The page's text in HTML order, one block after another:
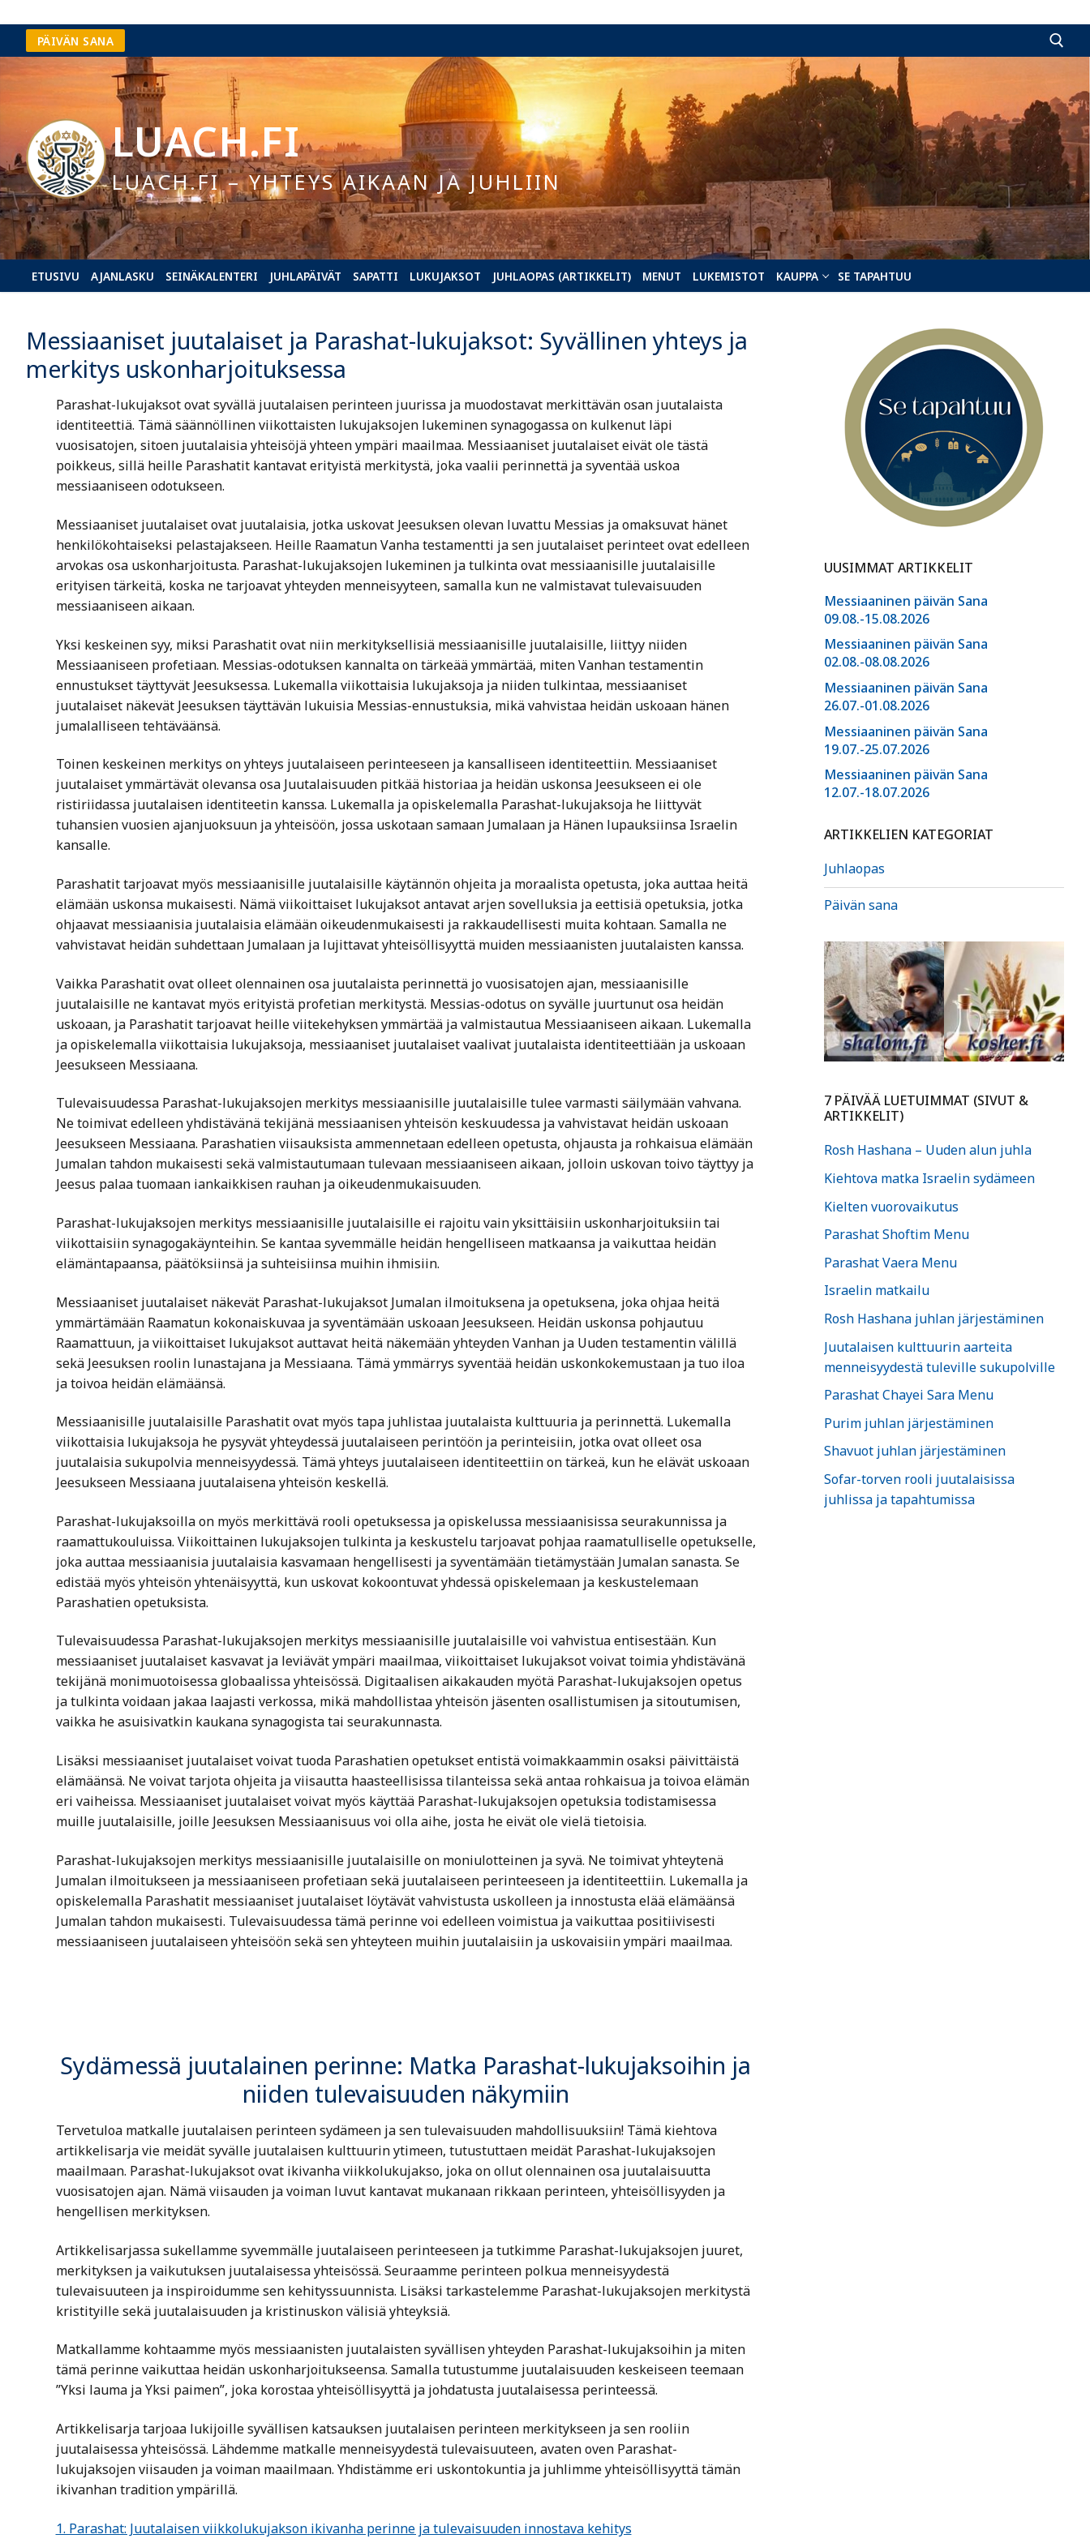
Hyppää
sisältöön
PÄIVÄN SANA
Hae:
LUACH.FI
LUACH.FI – YHTEYS AIKAAN JA JUHLIIN
ETUSIVU AJANLASKU SEINÄKALENTERI JUHLAPÄIVÄT SAPATTI LUKUJAKSOT JUHLAOPAS (ARTIKKELIT) MENUT LUKEMISTOT KAUPPA SE TAPAHTUU
Messiaaniset juutalaiset ja Parashat-lukujaksot: Syvällinen yhteys ja
merkitys uskonharjoituksessa
Parashat-lukujaksot ovat syvällä juutalaisen perinteen juurissa ja muodostavat merkittävän osan juutalaista
identiteettiä. Tämä säännöllinen viikottaisten lukujaksojen lukeminen synagogassa on kulkenut läpi
vuosisatojen, sitoen juutalaisia yhteisöjä yhteen ympäri maailmaa. Messiaaniset juutalaiset eivät ole tästä
poikkeus, sillä heille Parashatit kantavat erityistä merkitystä, joka vaalii perinnettä ja syventää uskoa
messiaaniseen odotukseen.
Messiaaniset juutalaiset ovat juutalaisia, jotka uskovat Jeesuksen olevan luvattu Messias ja omaksuvat hänet
henkilökohtaiseksi pelastajakseen. Heille Raamatun Vanha testamentti ja sen juutalaiset perinteet ovat edelleen
arvokas osa uskonharjoitusta. Parashat-lukujaksojen lukeminen ja tulkinta ovat messiaanisille juutalaisille
erityisen tärkeitä, koska ne tarjoavat yhteyden menneisyyteen, samalla kun ne valmistavat tulevaisuuden
messiaaniseen aikaan.
Yksi keskeinen syy, miksi Parashatit ovat niin merkityksellisiä messiaanisille juutalaisille, liittyy niiden
Messiaaniseen profetiaan. Messias-odotuksen kannalta on tärkeää ymmärtää, miten Vanhan testamentin
ennustukset täyttyvät Jeesuksessa. Lukemalla viikottaisia lukujaksoja ja niiden tulkintaa, messiaaniset
juutalaiset näkevät Jeesuksen täyttävän lukuisia Messias-ennustuksia, mikä vahvistaa heidän uskoaan hänen
jumalalliseen tehtäväänsä.
Toinen keskeinen merkitys on yhteys juutalaiseen perinteeseen ja kansalliseen identiteettiin. Messiaaniset
juutalaiset ymmärtävät olevansa osa Juutalaisuuden pitkää historiaa ja heidän uskonsa Jeesukseen ei ole
ristiriidassa juutalaisen identiteetin kanssa. Lukemalla ja opiskelemalla Parashat-lukujaksoja he liittyvät
tuhansien vuosien ajanjuoksuun ja yhteisöön, jossa uskotaan samaan Jumalaan ja Hänen lupauksiinsa Israelin
kansalle.
Parashatit tarjoavat myös messiaanisille juutalaisille käytännön ohjeita ja moraalista opetusta, joka auttaa heitä
elämään uskonsa mukaisesti. Nämä viikoittaiset lukujaksot antavat arjen sovelluksia ja eettisiä opetuksia, jotka
ohjaavat messiaanisia juutalaisia ​​elämään oikeudenmukaisesti ja rakkaudellisesti muita kohtaan. Samalla ne
vahvistavat heidän suhdettaan Jumalaan ja lujittavat yhteisöllisyyttä muiden messiaanisten juutalaisten kanssa.
Vaikka Parashatit ovat olleet olennainen osa juutalaista perinnettä jo vuosisatojen ajan, messiaanisille
juutalaisille ne kantavat myös erityistä profetian merkitystä. Messias-odotus on syvälle juurtunut osa heidän
uskoaan, ja Parashatit tarjoavat heille viitekehyksen ymmärtää ja valmistautua Messiaaniseen aikaan. Lukemalla
ja opiskelemalla viikottaisia lukujaksoja, messiaaniset juutalaiset vaalivat juutalaista identiteettiään ja uskoaan
Jeesukseen Messiaana.
Tulevaisuudessa Parashat-lukujaksojen merkitys messiaanisille juutalaisille tulee varmasti säilymään vahvana.
Ne toimivat edelleen yhdistävänä tekijänä messiaanisen yhteisön keskuudessa ja vahvistavat heidän uskoaan
Jeesukseen Messiaana. Parashatien viisauksista ammennetaan edelleen opetusta, ohjausta ja rohkaisua elämään
Jumalan tahdon mukaisesti sekä valmistautumaan tulevaan messiaaniseen aikaan, jolloin uskovan toivo täyttyy ja
Jeesus palaa tuomaan iankaikkisen rauhan ja oikeudenmukaisuuden.
Parashat-lukujaksojen merkitys messiaanisille juutalaisille ei rajoitu vain yksittäisiin uskonharjoituksiin tai
viikottaisiin synagogakäynteihin. Se kantaa syvemmälle heidän hengelliseen matkaansa ja vaikuttaa heidän
elämäntapaansa, päätöksiinsä ja suhteisiinsa muihin ihmisiin.
Messiaaniset juutalaiset näkevät Parashat-lukujaksot Jumalan ilmoituksena ja opetuksena, joka ohjaa heitä
ymmärtämään Raamatun kokonaiskuvaa ja syventämään uskoaan Jeesukseen. Heidän uskonsa pohjautuu
Raamattuun, ja viikoittaiset lukujaksot auttavat heitä näkemään yhteyden Vanhan ja Uuden testamentin välillä
sekä Jeesuksen roolin lunastajana ja Messiaana. Tämä ymmärrys syventää heidän uskonkokemustaan ja tuo iloa
ja toivoa heidän elämäänsä.
Messiaanisille juutalaisille Parashatit ovat myös tapa juhlistaa juutalaista kulttuuria ja perinnettä. Lukemalla
viikottaisia lukujaksoja he pysyvät yhteydessä juutalaiseen perintöön ja perinteisiin, jotka ovat olleet osa
juutalaisia sukupolvia menneisyydessä. Tämä yhteys juutalaiseen identiteettiin on tärkeä, kun he elävät uskoaan
Jeesukseen Messiaana juutalaisena yhteisön keskellä.
Parashat-lukujaksoilla on myös merkittävä rooli opetuksessa ja opiskelussa messiaanisissa seurakunnissa ja
raamattukouluissa. Viikoittainen lukujaksojen tulkinta ja keskustelu tarjoavat pohjaa raamatulliselle opetukselle,
joka auttaa messiaanisia juutalaisia ​​kasvamaan hengellisesti ja syventämään tietämystään Jumalan sanasta. Se
edistää myös yhteisön yhtenäisyyttä, kun uskovat kokoontuvat yhdessä opiskelemaan ja keskustelemaan
Parashatien opetuksista.
Tulevaisuudessa Parashat-lukujaksojen merkitys messiaanisille juutalaisille voi vahvistua entisestään. Kun
messiaaniset juutalaiset kasvavat ja leviävät ympäri maailmaa, viikoittaiset lukujaksot voivat toimia yhdistävänä
tekijänä monimuotoisessa globaalissa yhteisössä. Digitaalisen aikakauden myötä Parashat-lukujaksojen opetus
ja tulkinta voidaan jakaa laajasti verkossa, mikä mahdollistaa yhteisön jäsenten osallistumisen ja sitoutumisen,
vaikka he asuisivatkin kaukana synagogista tai seurakunnasta.
Lisäksi messiaaniset juutalaiset voivat tuoda Parashatien opetukset entistä voimakkaammin osaksi päivittäistä
elämäänsä. Ne voivat tarjota ohjeita ja viisautta haasteellisissa tilanteissa sekä antaa rohkaisua ja toivoa elämän
eri vaiheissa. Messiaaniset juutalaiset voivat myös käyttää Parashat-lukujaksojen opetuksia todistamisessa
muille juutalaisille, joille Jeesuksen Messiaanisuus voi olla aihe, josta he eivät ole vielä tietoisia.
Parashat-lukujaksojen merkitys messiaanisille juutalaisille on moniulotteinen ja syvä. Ne toimivat yhteytenä
Jumalan ilmoitukseen ja messiaaniseen profetiaan sekä juutalaiseen perinteeseen ja identiteettiin. Lukemalla ja
opiskelemalla Parashatit messiaaniset juutalaiset löytävät vahvistusta uskolleen ja innostusta elää elämäänsä
Jumalan tahdon mukaisesti. Tulevaisuudessa tämä perinne voi edelleen voimistua ja vaikuttaa positiivisesti
messiaaniseen juutalaiseen yhteisöön sekä sen yhteyteen muihin juutalaisiin ja uskovaisiin ympäri maailmaa.
Sydämessä juutalainen perinne: Matka Parashat-lukujaksoihin ja
niiden tulevaisuuden näkymiin
Tervetuloa matkalle juutalaisen perinteen sydämeen ja sen tulevaisuuden mahdollisuuksiin! Tämä kiehtova
artikkelisarja vie meidät syvälle juutalaisen kulttuurin ytimeen, tutustuttaen meidät Parashat-lukujaksojen
maailmaan. Parashat-lukujaksot ovat ikivanha viikkolukujakso, joka on ollut olennainen osa juutalaisuutta
vuosisatojen ajan. Nämä viisauden ja voiman luvut kantavat mukanaan rikkaan perinteen, yhteisöllisyyden ja
hengellisen merkityksen.
Artikkelisarjassa sukellamme syvemmälle juutalaiseen perinteeseen ja tutkimme Parashat-lukujaksojen juuret,
merkityksen ja vaikutuksen juutalaisessa yhteisössä. Seuraamme perinteen polkua menneisyydestä
tulevaisuuteen ja inspiroidumme sen kehityssuunnista. Lisäksi tarkastelemme Parashat-lukujaksojen merkitystä
kristityille sekä juutalaisuuden ja kristinuskon välisiä yhteyksiä.
Matkallamme kohtaamme myös messiaanisten juutalaisten syvällisen yhteyden Parashat-lukujaksoihin ja miten
tämä perinne vaikuttaa heidän uskonharjoitukseensa. Samalla tutustumme juutalaisuuden keskeiseen teemaan
”Yksi lauma ja Yksi paimen”, joka korostaa yhteisöllisyyttä ja johdatusta juutalaisessa perinteessä.
Artikkelisarja tarjoaa lukijoille syvällisen katsauksen juutalaisen perinteen merkitykseen ja sen rooliin
juutalaisessa yhteisössä. Lähdemme matkalle menneisyydestä tulevaisuuteen, avaten oven Parashat-
lukujaksojen viisauden ja voiman maailmaan. Yhdistämme eri uskontokuntia ja juhlimme yhteisöllisyyttä tämän
ikivanhan tradition ympärillä.
1. Parashat: Juutalaisen viikkolukujakson ikivanha perinne ja tulevaisuuden innostava kehitys
UUSIMMAT ARTIKKELIT
Messiaaninen päivän Sana
09.08.-15.08.2026
Messiaaninen päivän Sana
02.08.-08.08.2026
Messiaaninen päivän Sana
26.07.-01.08.2026
Messiaaninen päivän Sana
19.07.-25.07.2026
Messiaaninen päivän Sana
12.07.-18.07.2026
ARTIKKELIEN KATEGORIAT
Juhlaopas
Päivän sana
7 PÄIVÄÄ LUETUIMMAT (SIVUT &
ARTIKKELIT)
Rosh Hashana – Uuden alun juhla
Kiehtova matka Israelin sydämeen
Kielten vuorovaikutus
Parashat Shoftim Menu
Parashat Vaera Menu
Israelin matkailu
Rosh Hashana juhlan järjestäminen
Juutalaisen kulttuurin aarteita
menneisyydestä tuleville sukupolville
Parashat Chayei Sara Menu
Purim juhlan järjestäminen
Shavuot juhlan järjestäminen
Sofar-torven rooli juutalaisissa
juhlissa ja tapahtumissa